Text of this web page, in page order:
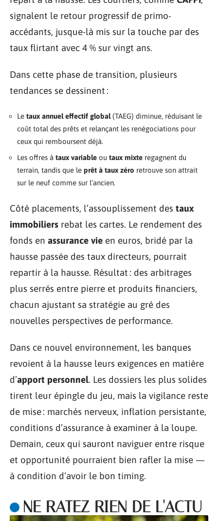
signalent le retour progressif de primo-
accédants, jusque-là mis sur la touche par des
taux flirtant avec 4 % sur vingt ans.
Dans cette phase de transition, plusieurs
tendances se dessinent :
Le taux annuel effectif global(TAEG) diminue, réduisant le
coût total des prêts et relançant les renégociations pour
ceux qui remboursent déjà.
Les offres à taux variable ou taux mixte regagnent du
terrain, tandis que le prêt à taux zéro retrouve son attrait
sur le neuf comme sur l’ancien.
Côté placements, l’assouplissement des taux
immobiliers rebat les cartes. Le rendement des
fonds en assurance vie en euros, bridé par la
hausse passée des taux directeurs, pourrait
repartir à la hausse. Résultat : des arbitrages
plus serrés entre pierre et produits financiers,
chacun ajustant sa stratégie au gré des
nouvelles perspectives de performance.
Dans ce nouvel environnement, les banques
revoient à la hausse leurs exigences en matière
d’apport personnel. Les dossiers les plus solides
tirent leur épingle du jeu, mais la vigilance reste
de mise : marchés nerveux, inflation persistante,
conditions d’assurance à examiner à la loupe.
Demain, ceux qui sauront naviguer entre risque
et opportunité pourraient bien rafler la mise —
à condition d’avoir le bon timing.
NE RATEZ RIEN DE L'ACTU